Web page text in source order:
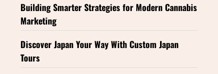
Building Smarter Strategies for Modern Cannabis
Marketing
Discover Japan Your Way With Custom Japan
Tours